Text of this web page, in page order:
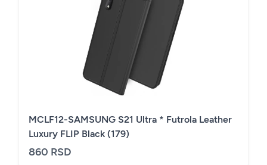
MCLF12-SAMSUNG S21 Ultra * Futrola Leather
Luxury FLIP Black (179)
860 RSD